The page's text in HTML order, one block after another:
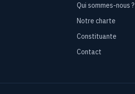
Qui sommes-nous ?
Notre charte
Constituante
Contact